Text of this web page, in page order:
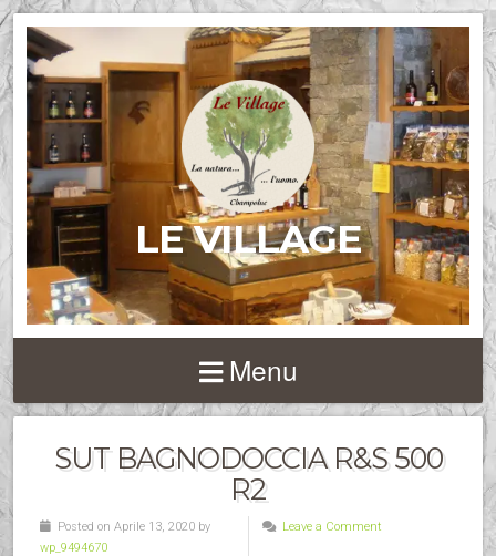
LE VILLAGE
Menu
SUT BAGNODOCCIA R&S 500
R2
Posted on Aprile 13, 2020 by
wp_9494670
Leave a Comment